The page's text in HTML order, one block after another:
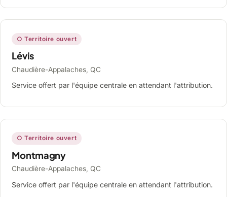
○ Territoire ouvert
Lévis
Chaudière-Appalaches, QC
Service offert par l'équipe centrale en attendant l'attribution.
○ Territoire ouvert
Montmagny
Chaudière-Appalaches, QC
Service offert par l'équipe centrale en attendant l'attribution.